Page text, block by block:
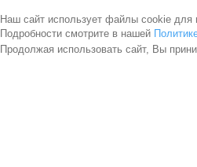
Наш сайт использует файлы cookie для
Подробности смотрите в нашей
Продолжая использовать сайт, Вы